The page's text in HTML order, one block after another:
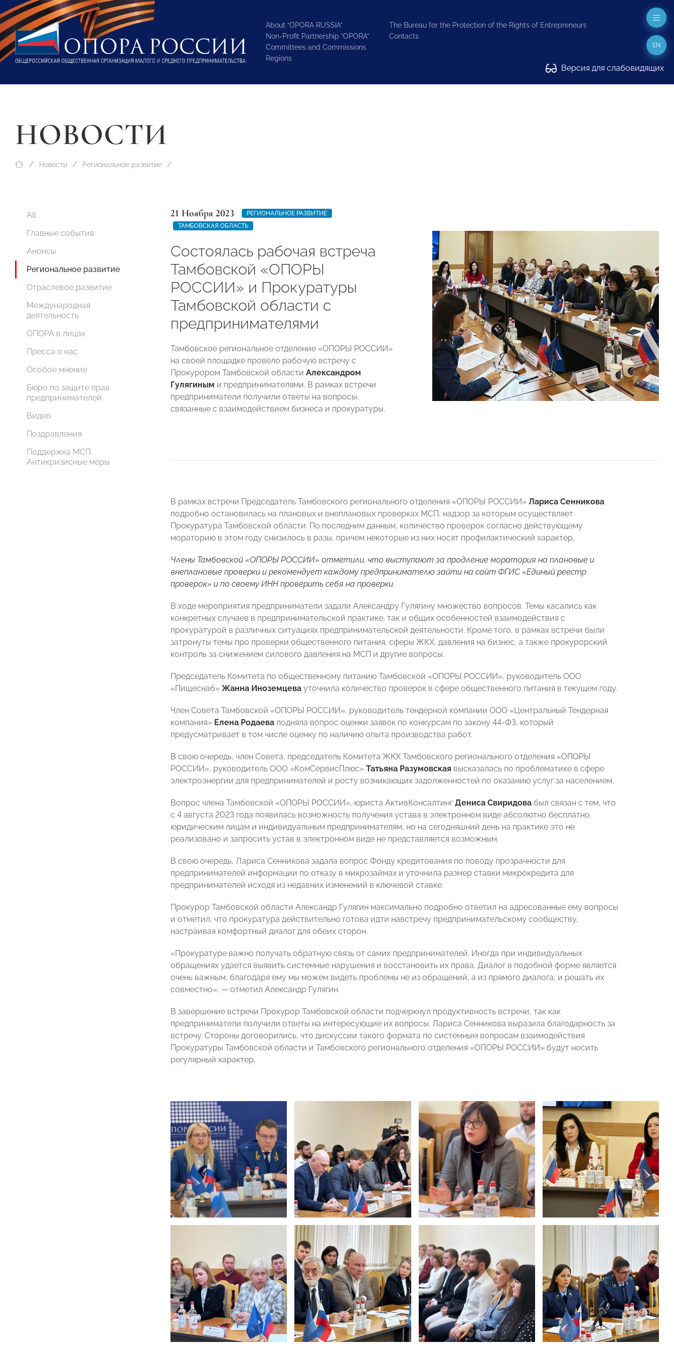
About “OPORA RUSSIA”
Non-Profit Partnership “OPORA”
Committees and Commissions
Regions
The Bureau for the Protection of the Rights of Entrepreneurs
Contacts
Версия для слабовидящих
EN
НОВОСТИ
Новости Региональное развитие
All
Главные события
Анонсы
Региональное развитие
Отраслевое развитие
Международная
деятельность
ОПОРА в лицах
Пресса о нас
Особое мнение
Бюро по защите прав
предпринимателей
Видео
Поздравления
Поддержка МСП.
Антикризисные меры
21 Ноября 2023
РЕГИОНАЛЬНОЕ РАЗВИТИЕ
ТАМБОВСКАЯ ОБЛАСТЬ
Состоялась рабочая встреча
Тамбовской «ОПОРЫ
РОССИИ» и Прокуратуры
Тамбовской области с
предпринимателями
Тамбовское региональное отделение «ОПОРЫ РОССИИ»
на своей площадке провело рабочую встречу с
Прокурором Тамбовской области Александром
Гулягиным и предпринимателями. В рамках встречи
предприниматели получили ответы на вопросы,
связанные с взаимодействием бизнеса и прокуратуры.
В рамках встречи Председатель Тамбовского регионального отделения «ОПОРЫ РОССИИ» Лариса Сенникова
подробно остановилась на плановых и внеплановых проверках МСП, надзор за которым осуществляет
Прокуратура Тамбовской области. По последним данным, количество проверок согласно действующему
мораторию в этом году снизилось в разы, причем некоторые из них носят профилактический характер.
Члены Тамбовской «ОПОРЫ РОССИИ» отметили, что выступают за продление моратория на плановые и
внеплановые проверки и рекомендует каждому предпринимателю зайти на сайт ФГИС «Единый реестр
проверок» и по своему ИНН проверить себя на проверки.
В ходе мероприятия предприниматели задали Александру Гулягину множество вопросов. Темы касались как
конкретных случаев в предпринимательской практике, так и общих особенностей взаимодействия с
прокуратурой в различных ситуациях предпринимательской деятельности. Кроме того, в рамках встречи были
затронуты темы про проверки общественного питания, сферы ЖКХ, давления на бизнес, а также прокурорский
контроль за снижением силового давления на МСП и другие вопросы.
Председатель Комитета по общественному питанию Тамбовской «ОПОРЫ РОССИИ», руководитель ООО
«Пищеснаб» Жанна Иноземцева уточнила количество проверок в сфере общественного питания в текущем году.
Член Совета Тамбовской «ОПОРЫ РОССИИ», руководитель тендерной компании ООО «Центральный Тендерная
компания» Елена Родаева подняла вопрос оценки заявок по конкурсам по закону 44-ФЗ, который
предусматривает в том числе оценку по наличию опыта производства работ.
В свою очередь, член Совета, председатель Комитета ЖКХ Тамбовского регионального отделения «ОПОРЫ
РОССИИ», руководитель ООО «КомСервисПлюс» Татьяна Разумовская высказалась по проблематике в сфере
электроэнергии для предпринимателей и росту возникающих задолженностей по оказанию услуг за населением.
Вопрос члена Тамбовской «ОПОРЫ РОССИИ», юриста АктивКонсалтинг Дениса Свиридова был связан с тем, что
с 4 августа 2023 года появилась возможность получения устава в электронном виде абсолютно бесплатно
юридическим лицам и индивидуальным предпринимателям, но на сегодняшний день на практике это не
реализовано и запросить устав в электронном виде не представляется возможным.
В свою очередь, Лариса Сенникова задала вопрос Фонду кредитования по поводу прозрачности для
предпринимателей информации по отказу в микрозаймах и уточнила размер ставки микрокредита для
предпринимателей исходя из недавних изменений в ключевой ставке.
Прокурор Тамбовской области Александр Гулягин максимально подробно ответил на адресованные ему вопросы
и отметил, что прокуратура действительно готова идти навстречу предпринимательскому сообществу,
настраивая комфортный диалог для обеих сторон.
«Прокуратуре важно получать обратную связь от самих предпринимателей. Иногда при индивидуальных
обращениях удается выявить системные нарушения и восстановить их права. Диалог в подобной форме является
очень важным, благодаря ему мы можем видеть проблемы не из обращений, а из прямого диалога, и решать их
совместно», — отметил Александр Гулягин.
В завершение встречи Прокурор Тамбовской области подчеркнул продуктивность встречи, так как
предприниматели получили ответы на интересующие их вопросы. Лариса Сенникова выразила благодарность за
встречу. Стороны договорились, что дискуссии такого формата по системным вопросам взаимодействия
Прокуратуры Тамбовской области и Тамбовского регионального отделения «ОПОРЫ РОССИИ» будут носить
регулярный характер.